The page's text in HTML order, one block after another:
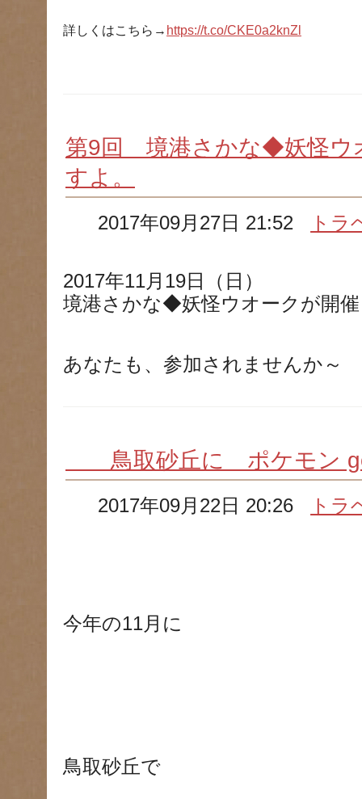
詳しくはこちら→ https://t.co/CKE0a2knZl
第9回 境港さかな◆妖怪ウ
すよ。
2017年09月27日 21:52 トラ
2017年11月19日（日）
境港さかな◆妖怪ウオークが開
あなたも、参加されませんか～
鳥取砂丘に ポケモン
2017年09月22日 20:26 トラ
今年の11月に
鳥取砂丘で